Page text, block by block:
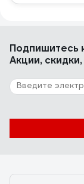
Подпишитесь
Акции,